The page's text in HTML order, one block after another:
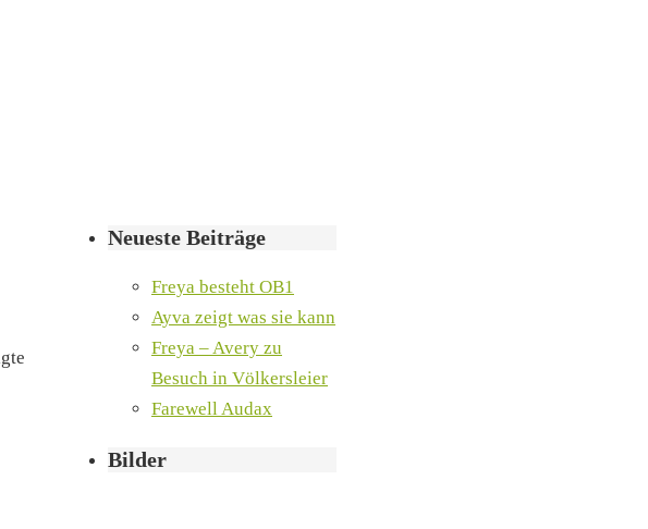
Neueste Beiträge
Freya besteht OB1
Ayva zeigt was sie kann
Freya – Avery zu
Besuch in Völkersleier
Farewell Audax
Bilder